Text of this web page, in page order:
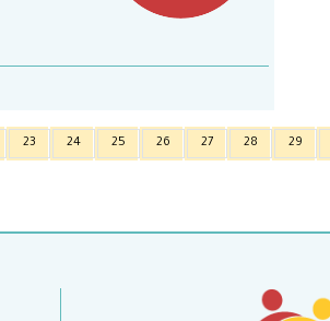
23 24 25 26 27 28 29